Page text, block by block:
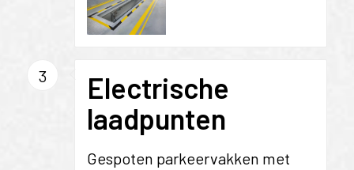
3
Electrische
laadpunten
Gespoten parkeervakken met